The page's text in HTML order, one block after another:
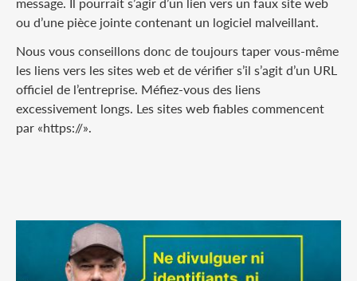
ou d’une pièce jointe contenant un logiciel malveillant.
Nous vous conseillons donc de toujours taper vous-même
les liens vers les sites web et de vérifier s’il s’agit d’un URL
officiel de l’entreprise. Méfiez-vous des liens
excessivement longs. Les sites web fiables commencent
par «https://».